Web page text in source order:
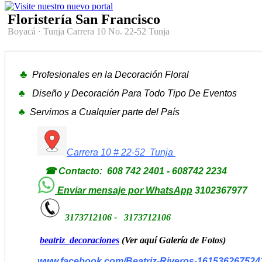
Floristería San Francisco
Boyacá · Tunja Carrera 10 No. 22-52 Tunja
♣ Profesionales en la Decoración Floral
♣ Diseño y Decoración Para Todo Tipo De Eventos
♣ Servimos a Cualquier parte del País
Carrera 10 # 22-52 Tunja
☎ Contacto: 608 742 2401 - 608742 2234
Enviar mensaje por WhatsApp 3102367977
3173712106 - 3173712106
beatriz_decoraciones (Ver aquí Galería de Fotos)